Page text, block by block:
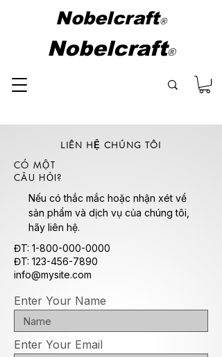
Nobelcraft®
Nobelcraft®
LIÊN HỆ CHÚNG TÔI
CÓ MỘT
CÂU HỎI?
Nếu có thắc mắc hoặc nhận xét về
sản phẩm và dịch vụ của chúng tôi,
hãy liên hệ.
ĐT: 1-800-000-0000
ĐT: 123-456-7890
info@mysite.com
Enter Your Name
Enter Your Email